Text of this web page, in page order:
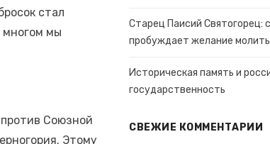
стал
многом мы
Союзной
Этому
Старец Паисий Святогорец:
пробуждает желание
Историческая память и
государственность
СВЕЖИЕ КОММЕНТАРИИ